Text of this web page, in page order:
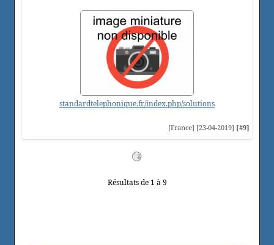
standardtelephonique.fr/index.php/solutions
[France] [23-04-2019] [#9]
Résultats de 1 à 9